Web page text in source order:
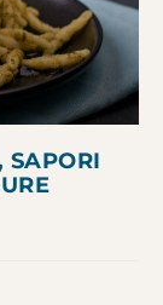
SAPORI